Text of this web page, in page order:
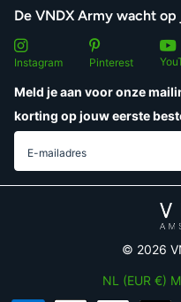
De VNDX Army wacht op
Instagram Pinterest
Meld je aan voor onze
korting op jouw eerste
© 2026
NL (EUR €)